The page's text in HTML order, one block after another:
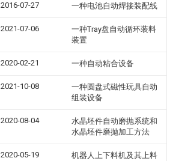
2016-07-27 一种电池自动焊接装配线
2021-07-06
一种Tray盘自动循环装料
装置
2020-02-21 一种自动粘合设备
2021-10-08
一种圆盘式磁性玩具自动
组装设备
2020-08-04
水晶坯件自动磨抛系统和
水晶坯件磨抛加工方法
2020-05-19
机器人上下料机及其上料